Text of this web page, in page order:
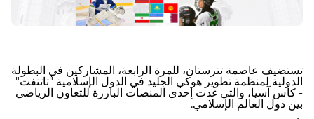
تستضيف عاصمة تترستان، للمرة الرابعة، المشاركين في البطولة
الدولية لمنظمة تطوير هوكي الجليد في الدول الإسلامية "تاتنفت"
- كأس آسيا، والتي غدت إحدى المنصات البارزة للتعاون الرياضي
بين دول العالم الإسلامي.